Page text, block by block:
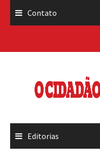
Contato
Editorias